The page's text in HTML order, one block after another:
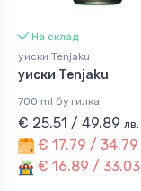
На склад
уиски Tenjaku
уиски Tenjaku
700 ml бутилка
€ 25.51 / 49.89 лв.
€ 17.79 / 34.79
€ 16.89 / 33.03